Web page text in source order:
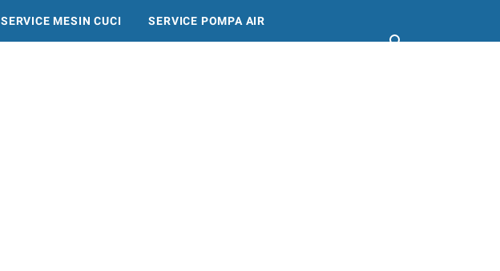
SERVICE MESIN CUCI SERVICE POMPA AIR